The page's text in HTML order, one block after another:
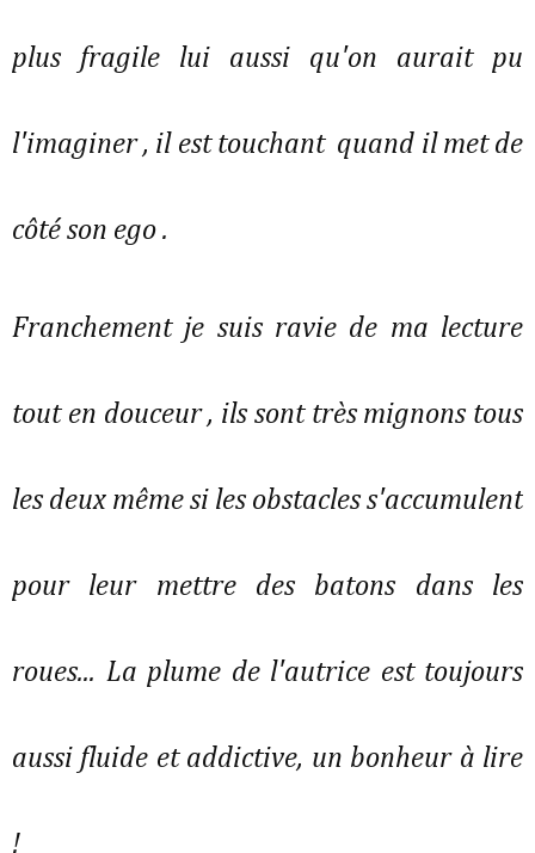
plus fragile lui aussi qu'on aurait pu
l'imaginer , il est touchant quand il met de
côté son ego .
Franchement je suis ravie de ma lecture
tout en douceur , ils sont très mignons tous
les deux même si les obstacles s'accumulent
pour leur mettre des batons dans les
roues... La plume de l'autrice est toujours
aussi fluide et addictive, un bonheur à lire
!